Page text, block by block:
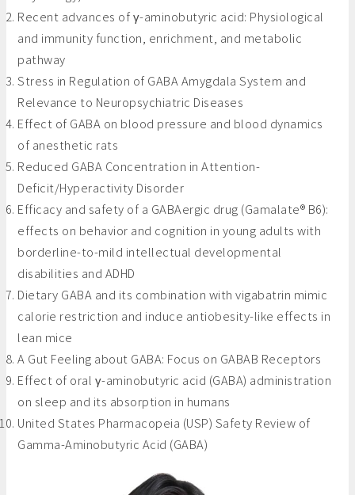
Recent advances of γ-aminobutyric acid: Physiological
and immunity function, enrichment, and metabolic
pathway
Stress in Regulation of GABA Amygdala System and
Relevance to Neuropsychiatric Diseases
Effect of GABA on blood pressure and blood dynamics
of anesthetic rats
Reduced GABA Concentration in Attention-
Deficit/Hyperactivity Disorder
Efficacy and safety of a GABAergic drug (Gamalate® B6):
effects on behavior and cognition in young adults with
borderline-to-mild intellectual developmental
disabilities and ADHD
Dietary GABA and its combination with vigabatrin mimic
calorie restriction and induce antiobesity-like effects in
lean mice
A Gut Feeling about GABA: Focus on GABAB Receptors
Effect of oral γ-aminobutyric acid (GABA) administration
on sleep and its absorption in humans
United States Pharmacopeia (USP) Safety Review of
Gamma-Aminobutyric Acid (GABA)